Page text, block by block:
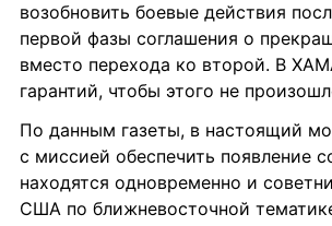
возобновить боевые действия
первой фазы соглашения о
вместо перехода ко второй. В
гарантий, чтобы этого не
По данным газеты, в настоящий
с миссией обеспечить появление
находятся одновременно и
США по ближневосточной